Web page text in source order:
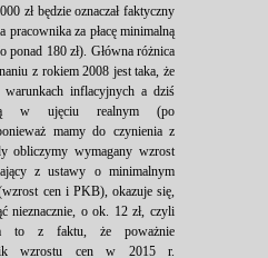
zł będzie oznaczał faktyczny
pracownika za płacę minimalną
ponad 180 zł). Główna różnica
z rokiem 2008 jest taka, że
warunkach inflacyjnych a dziś
w ujęciu realnym (po
mamy do czynienia z
obliczymy wymagany wzrost
z ustawy o minimalnym
cen i PKB), okazuje się,
nieznacznie, o ok. 12 zł, czyli
to z faktu, że poważnie
wzrostu cen w 2015 r.